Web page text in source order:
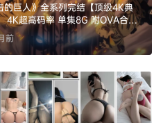
的巨人》全系列完结【顶级4K典
4K超高码率 单集8G 附OVA合集
简日双语特效字幕】 814G
前